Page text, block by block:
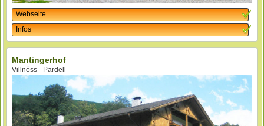
Webseite
Infos
Mantingerhof
Villnöss - Pardell